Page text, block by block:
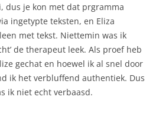
dus je kon met dat prgramma
ingetypte teksten, en Eliza
met tekst. Niettemin was ik
de therapeut leek. Als proef heb
gechat en hoewel ik al snel door
ik het verbluffend authentiek. Dus
ik niet echt verbaasd.